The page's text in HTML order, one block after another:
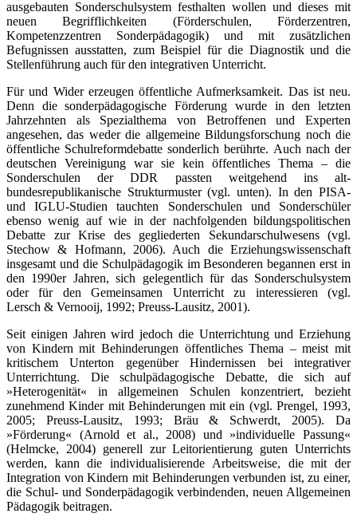
ausgebauten Sonderschulsystem festhalten wollen und dieses mit
neuen Begrifflichkeiten (Förderschulen, Förderzentren,
Kompetenzzentren Sonderpädagogik) und mit zusätzlichen
Befugnissen ausstatten, zum Beispiel für die Diagnostik und die
Stellenführung auch für den integrativen Unterricht.
Für und Wider erzeugen öffentliche Aufmerksamkeit. Das ist neu.
Denn die sonderpädagogische Förderung wurde in den letzten
Jahrzehnten als Spezialthema von Betroffenen und Experten
angesehen, das weder die allgemeine Bildungsforschung noch die
öffentliche Schulreformdebatte sonderlich berührte. Auch nach der
deutschen Vereinigung war sie kein öffentliches Thema – die
Sonderschulen der DDR passten weitgehend ins alt-
bundesrepublikanische Strukturmuster (vgl. unten). In den PISA-
und IGLU-Studien tauchten Sonderschulen und Sonderschüler
ebenso wenig auf wie in der nachfolgenden bildungspolitischen
Debatte zur Krise des gegliederten Sekundarschulwesens (vgl.
Stechow & Hofmann, 2006). Auch die Erziehungswissenschaft
insgesamt und die Schulpädagogik im Besonderen begannen erst in
den 1990er Jahren, sich gelegentlich für das Sonderschulsystem
oder für den Gemeinsamen Unterricht zu interessieren (vgl.
Lersch & Vernooij, 1992; Preuss-Lausitz, 2001).
Seit einigen Jahren wird jedoch die Unterrichtung und Erziehung
von Kindern mit Behinderungen öffentliches Thema – meist mit
kritischem Unterton gegenüber Hindernissen bei integrativer
Unterrichtung. Die schulpädagogische Debatte, die sich auf
»Heterogenität« in allgemeinen Schulen konzentriert, bezieht
zunehmend Kinder mit Behinderungen mit ein (vgl. Prengel, 1993,
2005; Preuss-Lausitz, 1993; Bräu & Schwerdt, 2005). Da
»Förderung« (Arnold et al., 2008) und »individuelle Passung«
(Helmcke, 2004) generell zur Leitorientierung guten Unterrichts
werden, kann die individualisierende Arbeitsweise, die mit der
Integration von Kindern mit Behinderungen verbunden ist, zu einer,
die Schul- und Sonderpädagogik verbindenden, neuen Allgemeinen
Pädagogik beitragen.